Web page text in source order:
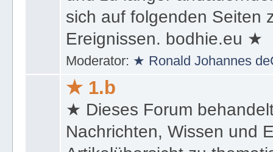
sich auf folgenden Seiten
Ereignissen. bodhie.eu ★
Moderator: ★ Ronald Johannes
★ 1.b
★ Dieses Forum
Nachrichten, Wissen und